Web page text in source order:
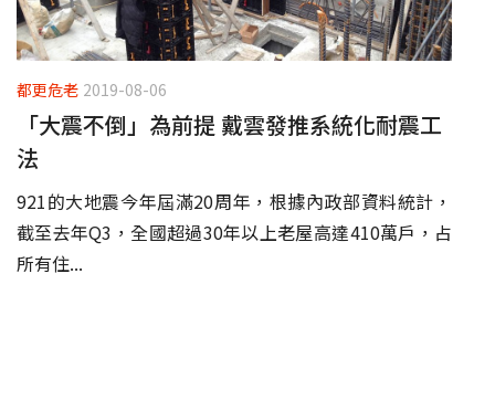
都更危老 2019-08-06
「大震不倒」為前提 戴雲發推系統化耐震工
法
921的大地震今年屆滿20周年，根據內政部資料統計，
截至去年Q3，全國超過30年以上老屋高達410萬戶，占
所有住...